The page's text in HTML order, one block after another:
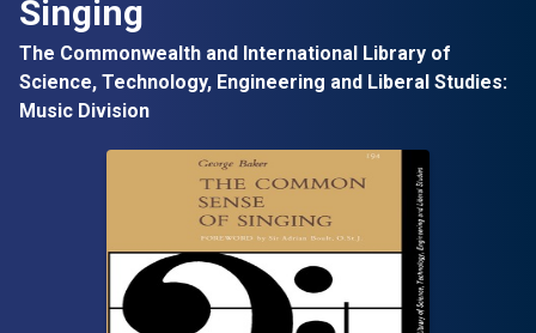
Singing
The Commonwealth and International Library of
Science, Technology, Engineering and Liberal Studies:
Music Division